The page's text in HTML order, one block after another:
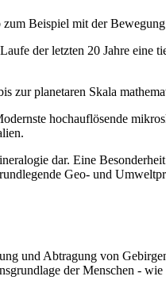
Beispiel mit der
der letzten 20 Jahre eine
zur planetaren Skala
hochauflösende
dar. Eine
Geo- und
und Abtragung von
der Menschen -